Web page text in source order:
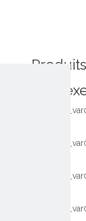
Produits